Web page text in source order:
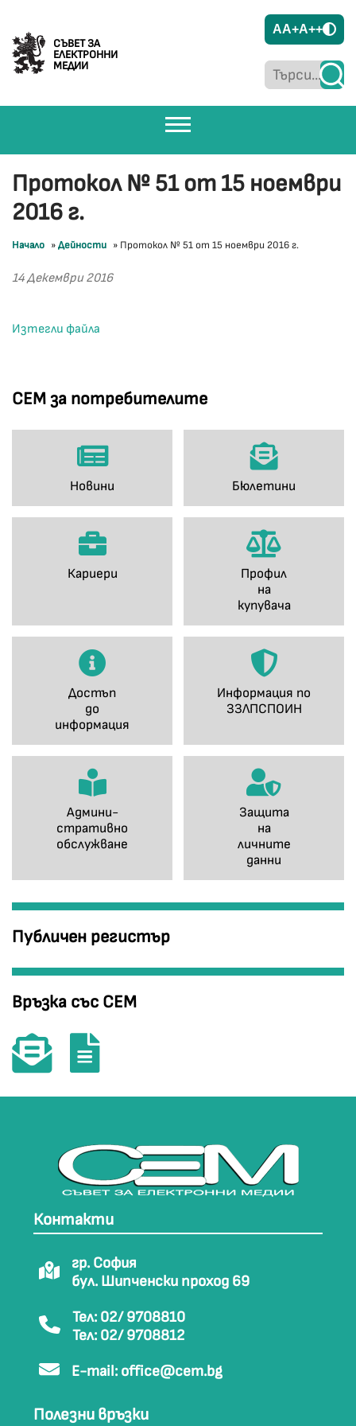
СЪВЕТ ЗА
ЕЛЕКТРОННИ
МЕДИИ
AA+A++
СЕМ за потребителите
Новини Бюлетини
Кариери
Профил
на
купувача
Достъп
до
информация
Информация по
ЗЗЛПСПОИН
Админи-
стративно
обслужване
Защита
на
личните
данни
Публичен регистър
Връзка със СЕМ
Протокол № 51 от 15 ноември
2016 г.
Начало »Дейности » Протокол № 51 от 15 ноември 2016 г.
14 Декември 2016
Изтегли файла
Контакти
гр. София
бул. Шипченски проход 69
Тел: 02/ 9708810
Тел: 02/ 9708812
E-mail: office@cem.bg
Полезни връзки